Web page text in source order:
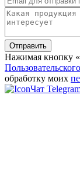
Отправить
Нажимая кнопку
обработку моих
Чат